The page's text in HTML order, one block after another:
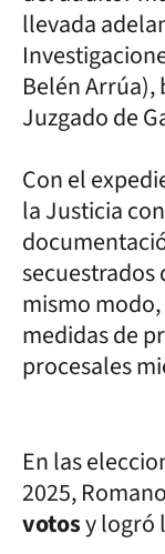
llevada
Belén
Juzgado de
Con el
la Justicia
mismo
medidas de
procesales
En las
2025,
votosy logró